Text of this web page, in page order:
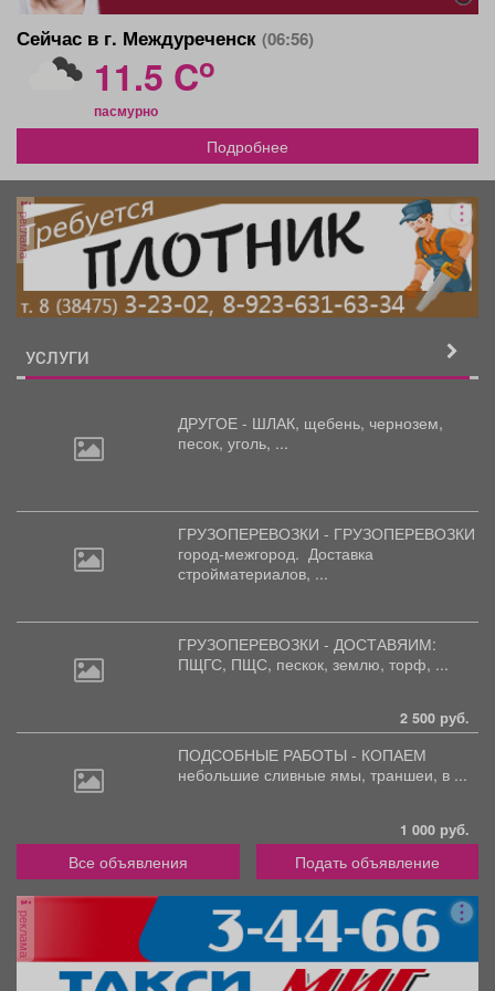
Сейчас в г. Междуреченск (06:56)
11.5 Co
пасмурно
Подробнее
реклама
УСЛУГИ
ДРУГОЕ - ШЛАК, щебень, чернозем,
песок, уголь, ...
ГРУЗОПЕРЕВОЗКИ - ГРУЗОПЕРЕВОЗКИ
город-межгород. Доставка
стройматериалов, ...
ГРУЗОПЕРЕВОЗКИ - ДОСТАВЯИМ:
ПЩГС, ПЩС, пескок, землю, торф, ...
2 500 руб.
ПОДСОБНЫЕ РАБОТЫ - КОПАЕМ
небольшие сливные ямы, траншеи, в ...
1 000 руб.
Все объявления Подать объявление
реклама